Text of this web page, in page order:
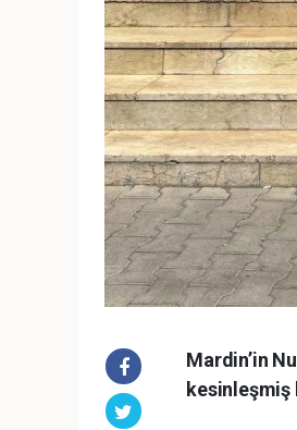
Mardin’in
kesinleşmiş